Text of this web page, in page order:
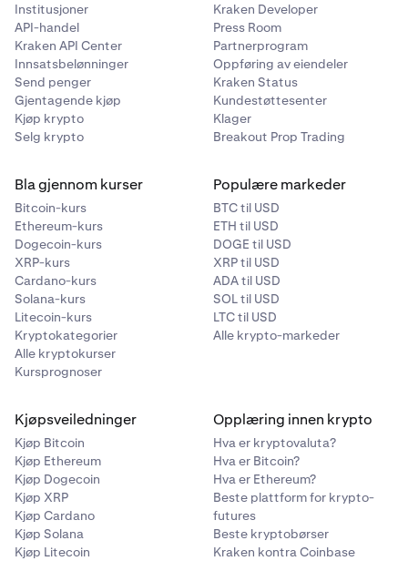
Institusjoner
API-handel
Kraken API Center
Innsatsbelønninger
Send penger
Gjentagende kjøp
Kjøp krypto
Selg krypto
Kraken Developer
Press Room
Partnerprogram
Oppføring av eiendeler
Kraken Status
Kundestøttesenter
Klager
Breakout Prop Trading
Bla gjennom kurser
Bitcoin-kurs
Ethereum-kurs
Dogecoin-kurs
XRP-kurs
Cardano-kurs
Solana-kurs
Litecoin-kurs
Kryptokategorier
Alle kryptokurser
Kursprognoser
Populære markeder
BTC til USD
ETH til USD
DOGE til USD
XRP til USD
ADA til USD
SOL til USD
LTC til USD
Alle krypto-markeder
Kjøpsveiledninger
Kjøp Bitcoin
Kjøp Ethereum
Kjøp Dogecoin
Kjøp XRP
Kjøp Cardano
Kjøp Solana
Kjøp Litecoin
Opplæring innen krypto
Hva er kryptovaluta?
Hva er Bitcoin?
Hva er Ethereum?
Beste plattform for krypto-
futures
Beste kryptobørser
Kraken kontra Coinbase